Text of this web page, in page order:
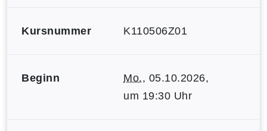
Kursnummer K110506Z01
Beginn Mo., 05.10.2026,
um 19:30 Uhr